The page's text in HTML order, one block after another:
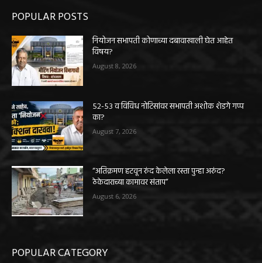
POPULAR POSTS
नियोजन सभापती कोणाच्या दबावाखाली घेत आहेत
विषय?
August 8, 2026
५२-५३ व विविध नोटिसांवर सभापती अशोक शेडगे गप्प
का?
August 7, 2026
“अतिक्रमण हटवून रुंद केलेला रस्ता पुन्हा अरुंद?
ठेकेदाराच्या कामावर संताप”
August 6, 2026
POPULAR CATEGORY